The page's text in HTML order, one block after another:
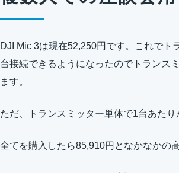
DJI Mic 3は現在52,250円です。これで
台接続できるようになったのでトランス
ます。
ただ、トランスミッター単体で1台あたり
全てを購入したら85,910円となかなかの